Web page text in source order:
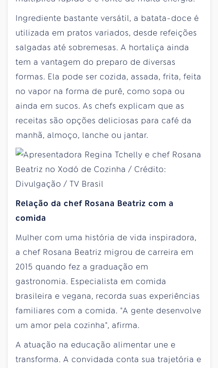
Ingrediente bastante versátil, a batata-doce é
utilizada em pratos variados, desde refeições
salgadas até sobremesas. A hortaliça ainda
tem a vantagem do preparo de diversas
formas. Ela pode ser cozida, assada, frita, feita
no vapor na forma de purê, como sopa ou
ainda em sucos. As chefs explicam que as
receitas são opções deliciosas para café da
manhã, almoço, lanche ou jantar.
Relação da chef Rosana Beatriz com a
comida
Mulher com uma história de vida inspiradora,
a chef Rosana Beatriz migrou de carreira em
2015 quando fez a graduação em
gastronomia. Especialista em comida
brasileira e vegana, recorda suas experiências
familiares com a comida. "A gente desenvolve
um amor pela cozinha", afirma.
A atuação na educação alimentar une e
transforma. A convidada conta sua trajetória e